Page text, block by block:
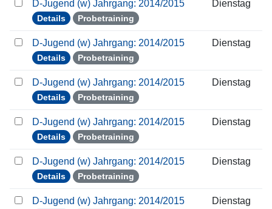
D-Jugend (w) Jahrgang: 2014/2015
Details Probetraining
Dienstag
D-Jugend (w) Jahrgang: 2014/2015
Details Probetraining
Dienstag
D-Jugend (w) Jahrgang: 2014/2015
Details Probetraining
Dienstag
D-Jugend (w) Jahrgang: 2014/2015
Details Probetraining
Dienstag
D-Jugend (w) Jahrgang: 2014/2015
Details Probetraining
Dienstag
D-Jugend (w) Jahrgang: 2014/2015 Dienstag